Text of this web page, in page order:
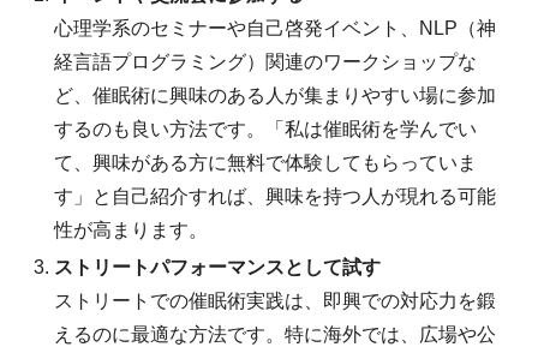
心理学系のセミナーや自己啓発イベント、NLP（神
経言語プログラミング）関連のワークショップな
ど、催眠術に興味のある人が集まりやすい場に参加
するのも良い方法です。「私は催眠術を学んでい
て、興味がある方に無料で体験してもらっていま
す」と自己紹介すれば、興味を持つ人が現れる可能
性が高まります。
ストリートパフォーマンスとして試す
ストリートでの催眠術実践は、即興での対応力を鍛
えるのに最適な方法です。特に海外では、広場や公